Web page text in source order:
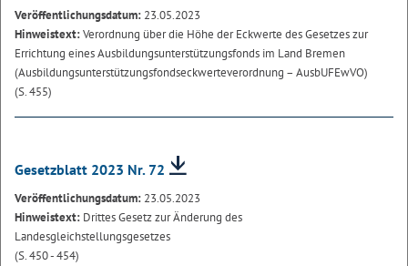
Veröffentlichungsdatum: 23.05.2023
Hinweistext:Verordnung über die Höhe der Eckwerte des Gesetzes zur
Errichtung eines Ausbildungsunterstützungsfonds im Land Bremen
(Ausbildungsunterstützungsfondseckwerteverordnung – AusbUFEwVO)
(S. 455)
Gesetzblatt 2023 Nr. 72
Veröffentlichungsdatum: 23.05.2023
Hinweistext: Drittes Gesetz zur Änderung des
Landesgleichstellungsgesetzes
(S. 450 - 454)